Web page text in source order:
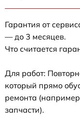
Гарантия от
— до 3 месяцев.
Что считается
Для работ:
который прямо
ремонта
запчасти).